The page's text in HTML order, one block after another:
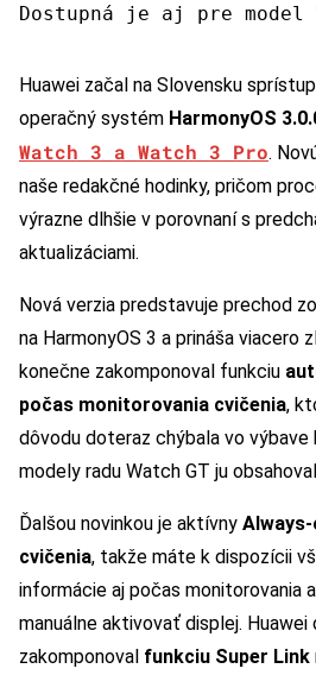
Dostupná je aj pre model
Huawei začal na Slovensku
operačný systém HarmonyOS
Watch 3 a Watch 3 Pro.
naše redakčné hodinky, pričom
výrazne dlhšie v porovnaní s
aktualizáciami.
Nová verzia predstavuje prechod
na HarmonyOS 3 a prináša viacero
konečne zakomponoval funkciu
počas monitorovania cvičenia,
dôvodu doteraz chýbala vo výbave
modely radu Watch GT ju
Ďalšou novinkou je aktívny
cvičenia, takže máte k dispozícii
informácie aj počas monitorovania
manuálne aktivovať displej.
zakomponoval funkciu Super Link